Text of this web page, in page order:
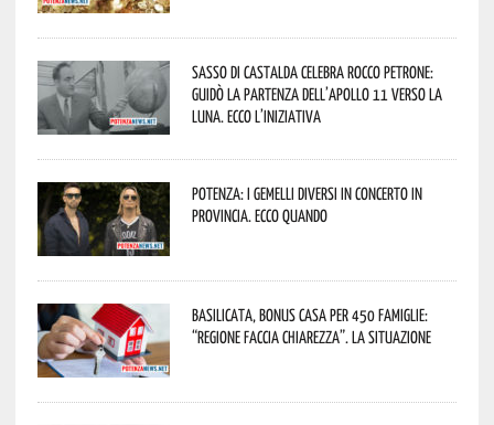
Sasso di Castalda celebra Rocco Petrone:
guidò la partenza dell’Apollo 11 verso la
Luna. Ecco l’iniziativa
Potenza: i Gemelli DiVersi in concerto in
provincia. Ecco quando
Basilicata, Bonus casa per 450 famiglie:
“Regione faccia chiarezza”. La situazione